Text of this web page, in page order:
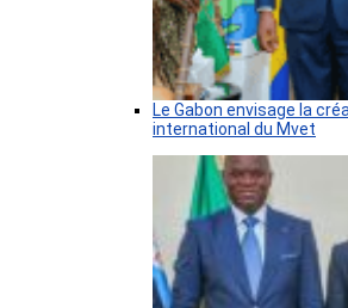
Le Gabon envisage la
international du Mvet